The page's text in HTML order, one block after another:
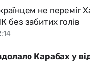
не переміг
без забитих голів
Карабах у